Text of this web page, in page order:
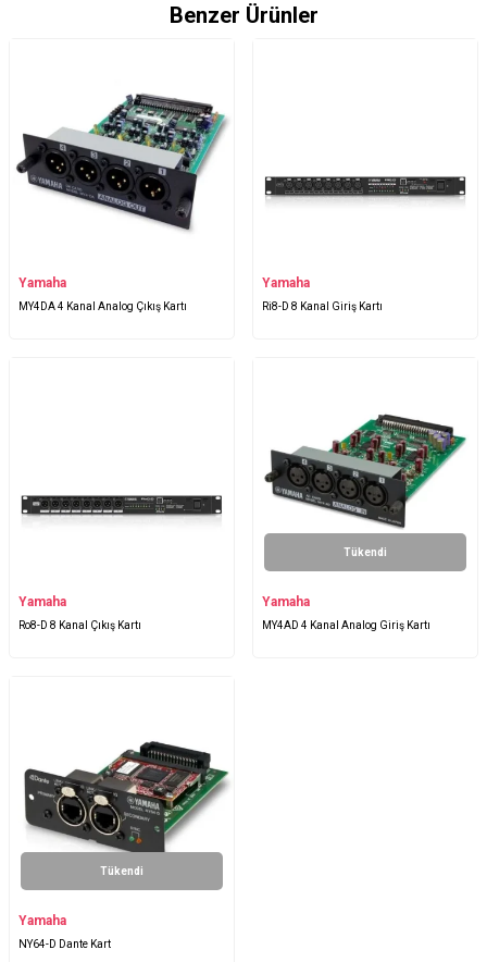
Benzer Ürünler
Yamaha
MY4DA 4 Kanal Analog Çıkış Kartı
Yamaha
Ri8-D 8 Kanal Giriş Kartı
Yamaha
Ro8-D 8 Kanal Çıkış Kartı
Tükendi
Yamaha
MY4AD 4 Kanal Analog Giriş Kartı
Tükendi
Yamaha
NY64-D Dante Kart